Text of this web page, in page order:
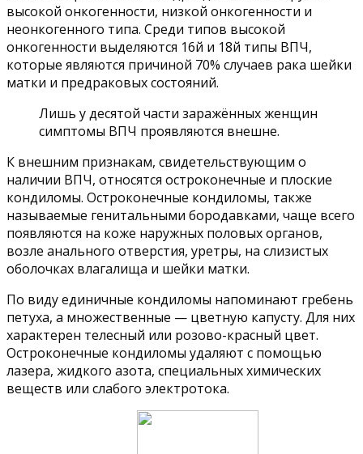
высокой онкогенности, низкой онкогенности и
неонкогенного типа. Среди типов высокой
онкогенности выделяются 16й и 18й типы ВПЧ,
которые являются причиной 70% случаев рака шейки
матки и предраковых состояний.
Лишь у десятой части заражённых женщин
симптомы ВПЧ проявляются внешне.
К внешним признакам, свидетельствующим о
наличии ВПЧ, относятся остроконечные и плоские
кондиломы. Остроконечные кондиломы, также
называемые генитальными бородавками, чаще всего
появляются на коже наружных половых органов,
возле анального отверстия, уретры, на слизистых
оболочках влагалища и шейки матки.
По виду единичные кондиломы напоминают гребень
петуха, а множественные — цветную капусту. Для них
характерен телесный или розово-красный цвет.
Остроконечные кондиломы удаляют с помощью
лазера, жидкого азота, специальных химических
веществ или слабого электротока.